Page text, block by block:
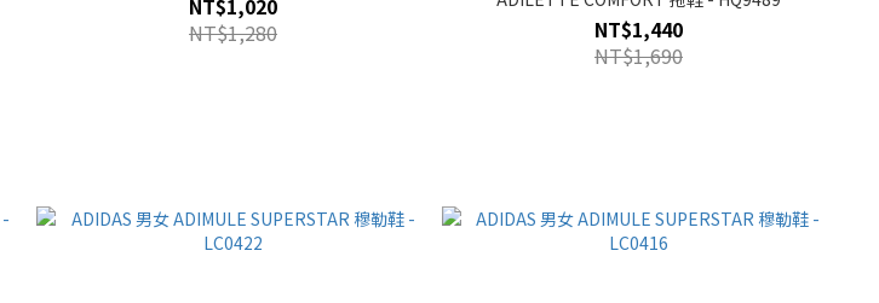
NT$1,280
NT$1,440
NT$1,690